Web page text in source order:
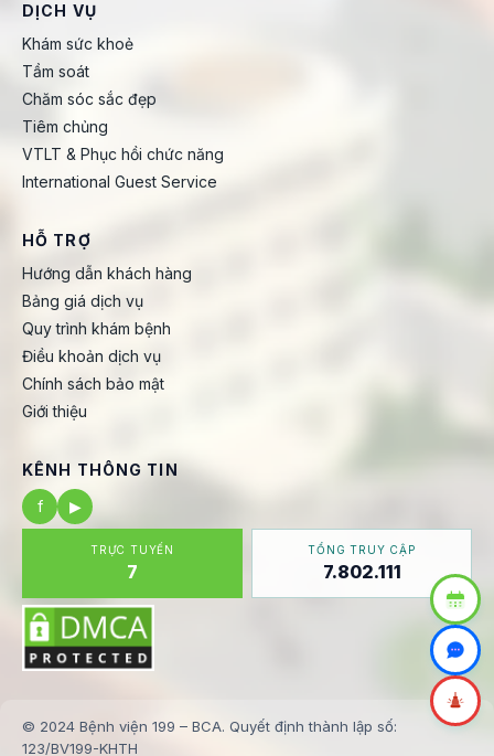
DỊCH VỤ
Khám sức khoẻ
Tầm soát
Chăm sóc sắc đẹp
Tiêm chủng
VTLT & Phục hồi chức năng
International Guest Service
HỖ TRỢ
Hướng dẫn khách hàng
Bảng giá dịch vụ
Quy trình khám bệnh
Điều khoản dịch vụ
Chính sách bảo mật
Giới thiệu
KÊNH THÔNG TIN
f
▶
TRỰC TUYẾN
7
TỔNG TRUY CẬP
7.802.111
© 2024 Bệnh viện 199 – BCA. Quyết định thành lập số:
123/BV199-KHTH